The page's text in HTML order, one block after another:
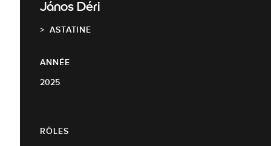
János Déri
ASTATINE
ANNÉE
2025
RÔLES